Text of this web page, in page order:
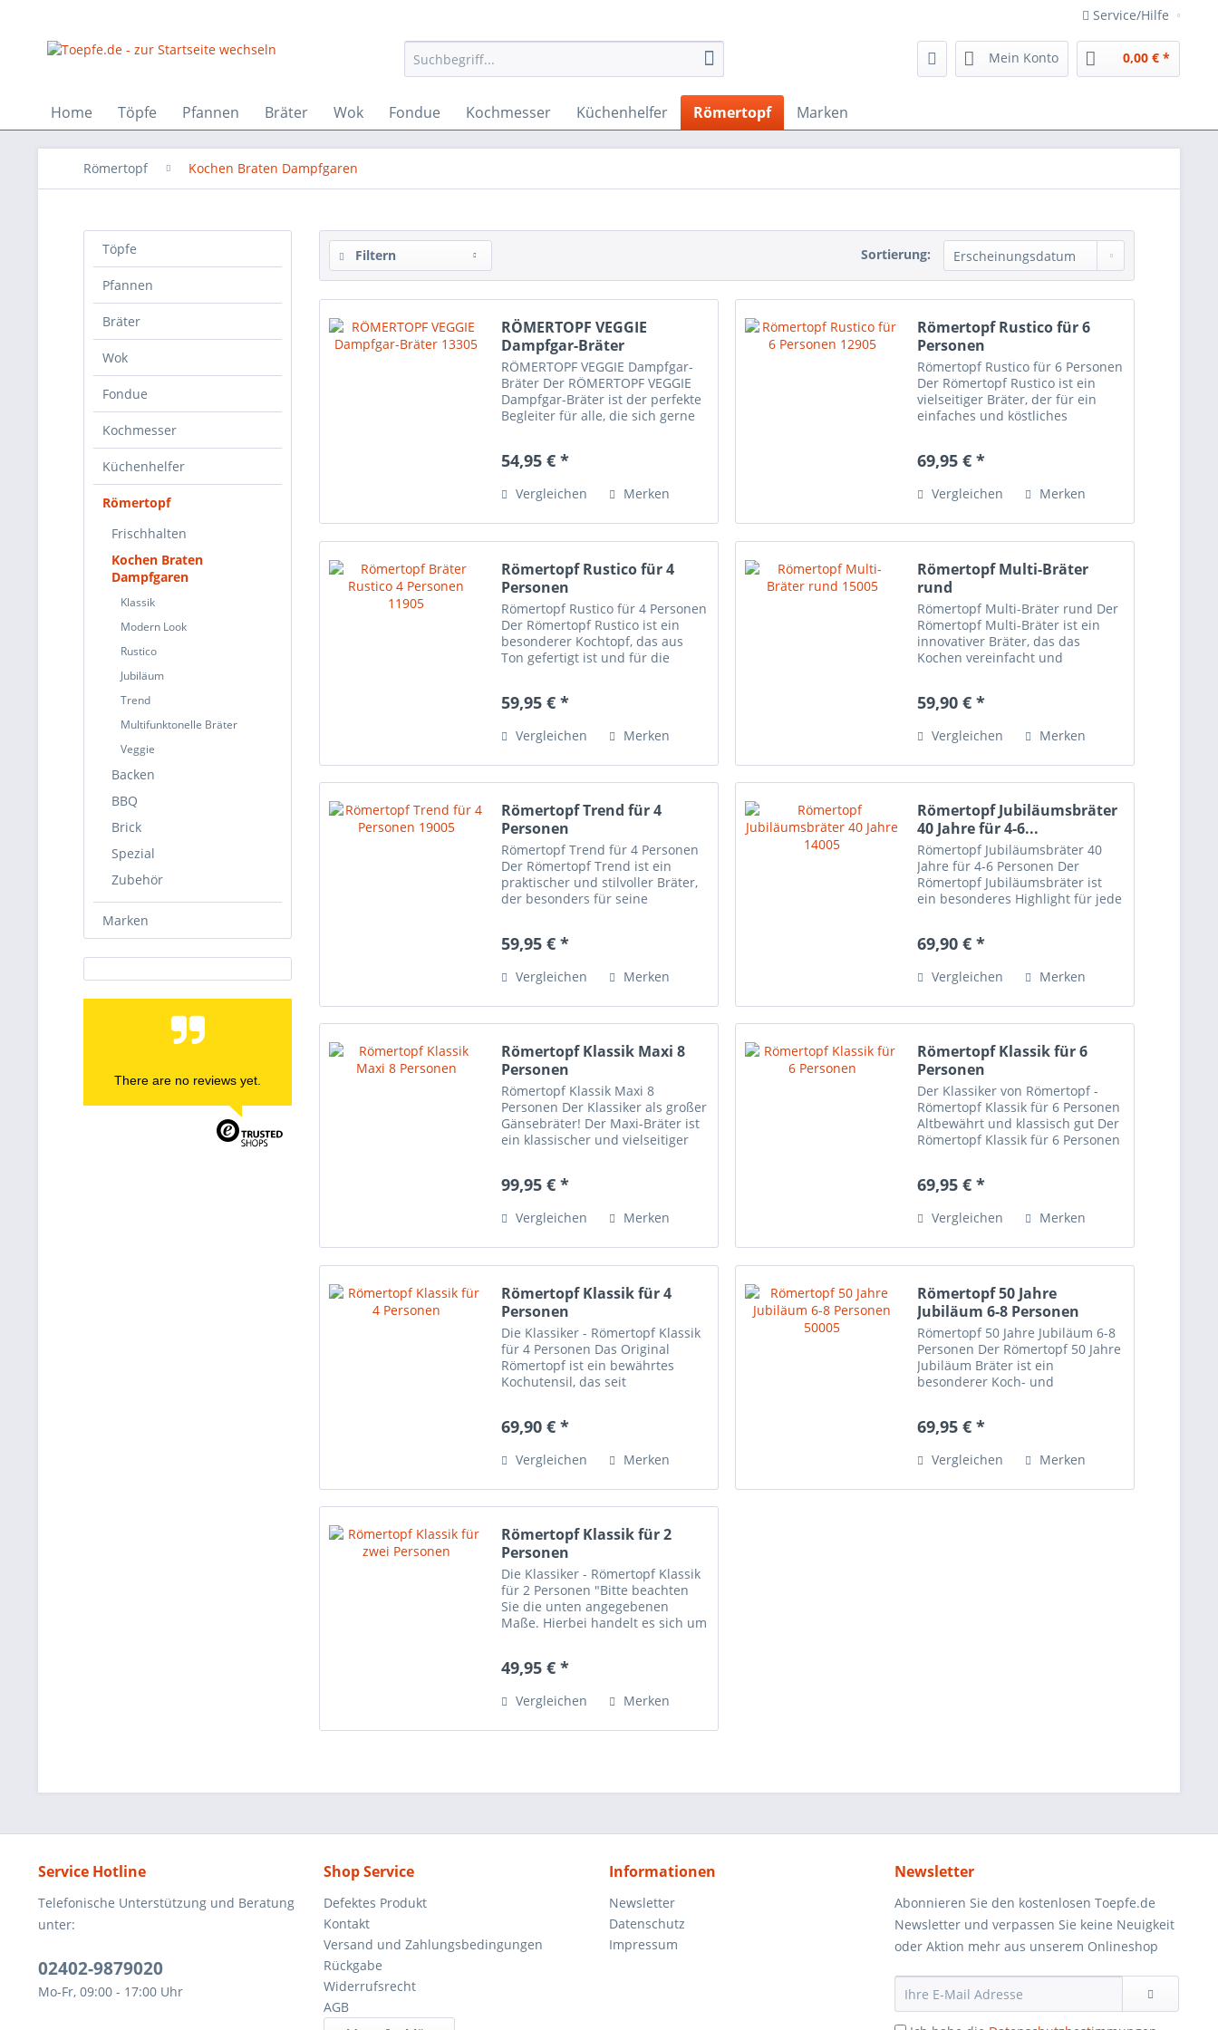
Service/Hilfe
Mein Konto 0,00 € *
Home Töpfe Pfannen Bräter Wok Fondue Kochmesser Küchenhelfer Römertopf Marken
Römertopf Kochen Braten Dampfgaren
Töpfe
Pfannen
Bräter
Wok
Fondue
Kochmesser
Küchenhelfer
Römertopf
Frischhalten
Kochen Braten
Dampfgaren
Klassik
Modern Look
Rustico
Jubiläum
Trend
Multifunktonelle Bräter
Veggie
Backen
BBQ
Brick
Spezial
Zubehör
Marken
There are no reviews yet.
Filtern Sortierung:
RÖMERTOPF VEGGIE
Dampfgar-Bräter
RÖMERTOPF VEGGIE Dampfgar-
Bräter Der RÖMERTOPF VEGGIE
Dampfgar-Bräter ist der perfekte
Begleiter für alle, die sich gerne
mit dem unverwechselbaren
54,95 € *
Vergleichen Merken
Römertopf Rustico für 6
Personen
Römertopf Rustico für 6 Personen
Der Römertopf Rustico ist ein
vielseitiger Bräter, der für ein
einfaches und köstliches
was ausreicht, um bis zu sechs
69,95 € *
Vergleichen Merken
Römertopf Rustico für 4
Personen
Römertopf Rustico für 4 Personen
Der Römertopf Rustico ist ein
besonderer Kochtopf, das aus
Ton gefertigt ist und für die
Rindfleisch und einer Vielzahl an
59,95 € *
Vergleichen Merken
Römertopf Multi-Bräter
rund
Römertopf Multi-Bräter rund Der
Römertopf Multi-Bräter ist ein
innovativer Bräter, das das
Kochen vereinfacht und
Fassungsvermögen von 2 Litern
die...
59,90 € *
Vergleichen Merken
Römertopf Trend für 4
Personen
Römertopf Trend für 4 Personen
Der Römertopf Trend ist ein
praktischer und stilvoller Bräter,
der besonders für seine
es für bis zu 4 Personen geeignet
59,95 € *
Vergleichen Merken
Römertopf Jubiläumsbräter
40 Jahre für 4-6...
Römertopf Jubiläumsbräter 40
Jahre für 4-6 Personen Der
Römertopf Jubiläumsbräter ist
ein besonderes Highlight für jede
antike Elemente wie eine Lyra,
eines...
69,90 € *
Vergleichen Merken
Römertopf Klassik Maxi 8
Personen
Römertopf Klassik Maxi 8
Personen Der Klassiker als großer
Gänsebräter! Der Maxi-Bräter ist
ein klassischer und vielseitiger
größere Gesellschaften bekochen
99,95 € *
Vergleichen Merken
Römertopf Klassik für 6
Personen
Der Klassiker von Römertopf -
Römertopf Klassik für 6 Personen
Altbewährt und klassisch gut Der
Römertopf Klassik für 6 Personen
perfekt für die Zubereitung von
69,95 € *
Vergleichen Merken
Römertopf Klassik für 4
Personen
Die Klassiker - Römertopf Klassik
für 4 Personen Das Original
Römertopf ist ein bewährtes
Kochutensil, das seit
geschätzt wird. Mit seinem
praktischen...
69,90 € *
Vergleichen Merken
Römertopf 50 Jahre
Jubiläum 6-8 Personen
Römertopf 50 Jahre Jubiläum 6-8
Personen Der Römertopf 50 Jahre
Jubiläum Bräter ist ein
besonderer Koch- und
geeignet ist. Mit einem
Kilogramm...
69,95 € *
Vergleichen Merken
Römertopf Klassik für 2
Personen
Die Klassiker - Römertopf Klassik
für 2 Personen "Bitte beachten
Sie die unten angegebenen
Maße. Hierbei handelt es sich um
Personen ist ein ideales
49,95 € *
Vergleichen Merken
Service Hotline
Telefonische Unterstützung und Beratung
unter:
02402-9879020
Mo-Fr, 09:00 - 17:00 Uhr
Shop Service
Defektes Produkt
Kontakt
Versand und Zahlungsbedingungen
Rückgabe
Widerrufsrecht
AGB
Informationen
Newsletter
Datenschutz
Impressum
Newsletter
Abonnieren Sie den kostenlosen Toepfe.de
Newsletter und verpassen Sie keine Neuigkeit
oder Aktion mehr aus unserem Onlineshop